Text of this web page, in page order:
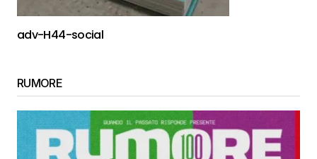
adv-H44-social
RUMORE